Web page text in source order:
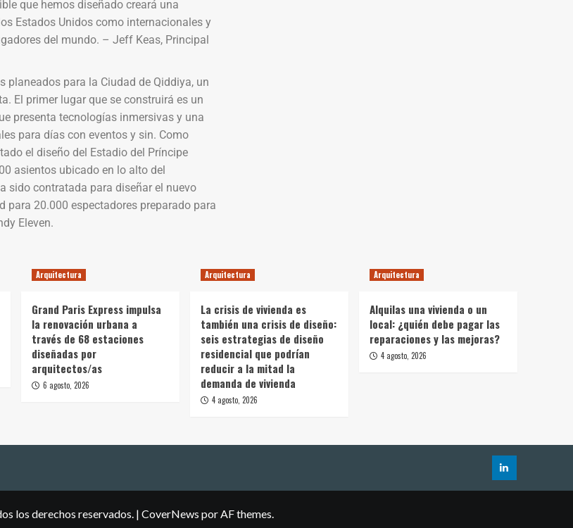
que hemos diseñado creará una
Estados Unidos como internacionales y
del mundo. – Jeff Keas, Principal
planeados para la Ciudad de Qiddiya, un
El primer lugar que se construirá es un
presenta tecnologías inmersivas y una
para días con eventos y sin. Como
el diseño del Estadio del Príncipe
asientos ubicado en lo alto del
sido contratada para diseñar el nuevo
para 20.000 espectadores preparado para
Eleven.
Arquitectura
Grand Paris Express impulsa
la renovación urbana a
través de 68 estaciones
diseñadas por
arquitectos/as
6 agosto, 2026
Arquitectura
La crisis de vivienda es
también una crisis de diseño:
seis estrategias de diseño
residencial que podrían
reducir a la mitad la
demanda de vivienda
4 agosto, 2026
Arquitectura
Alquilas una vivienda o un
local: ¿quién debe pagar las
reparaciones y las mejoras?
4 agosto, 2026
los derechos reservados. | CoverNews por AF themes.